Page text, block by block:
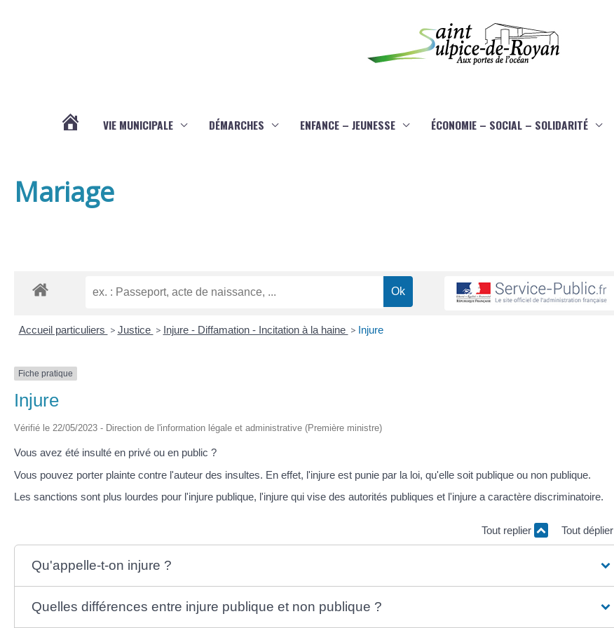
VIE MUNICIPALE DÉMARCHES ENFANCE – JEUNESSE ÉCONOMIE – SOCIAL – SOLIDARITÉ
Mariage
Accueil particuliers > Justice > Injure - Diffamation - Incitation à la haine > Injure
Fiche pratique
Injure
Vérifié le 22/05/2023 - Direction de l'information légale et administrative (Première ministre)
Vous avez été insulté en privé ou en public ?
Vous pouvez porter plainte contre l'auteur des insultes. En effet, l'injure est punie par la loi, qu'elle soit publique ou non publique.
Les sanctions sont plus lourdes pour l'injure publique, l'injure qui vise des autorités publiques et l'injure a caractère discriminatoire.
Tout replier Tout déplier
Qu'appelle-t-on injure ?
Quelles différences entre injure publique et non publique ?